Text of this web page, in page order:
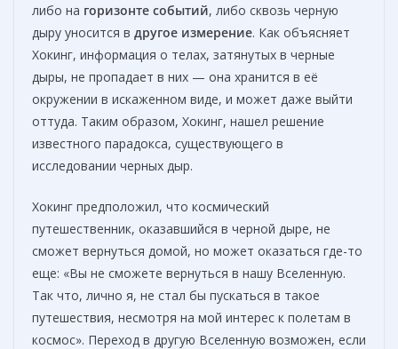
либо на горизонте событий, либо сквозь черную
дыру уносится в другое измерение. Как объясняет
Хокинг, информация о телах, затянутых в черные
дыры, не пропадает в них — она хранится в её
окружении в искаженном виде, и может даже выйти
оттуда. Таким образом, Хокинг, нашел решение
известного парадокса, существующего в
исследовании черных дыр.
Хокинг предположил, что космический
путешественник, оказавшийся в черной дыре, не
сможет вернуться домой, но может оказаться где-то
еще: «Вы не сможете вернуться в нашу Вселенную.
Так что, лично я, не стал бы пускаться в такое
путешествия, несмотря на мой интерес к полетам в
космос». Переход в другую Вселенную возможен, если